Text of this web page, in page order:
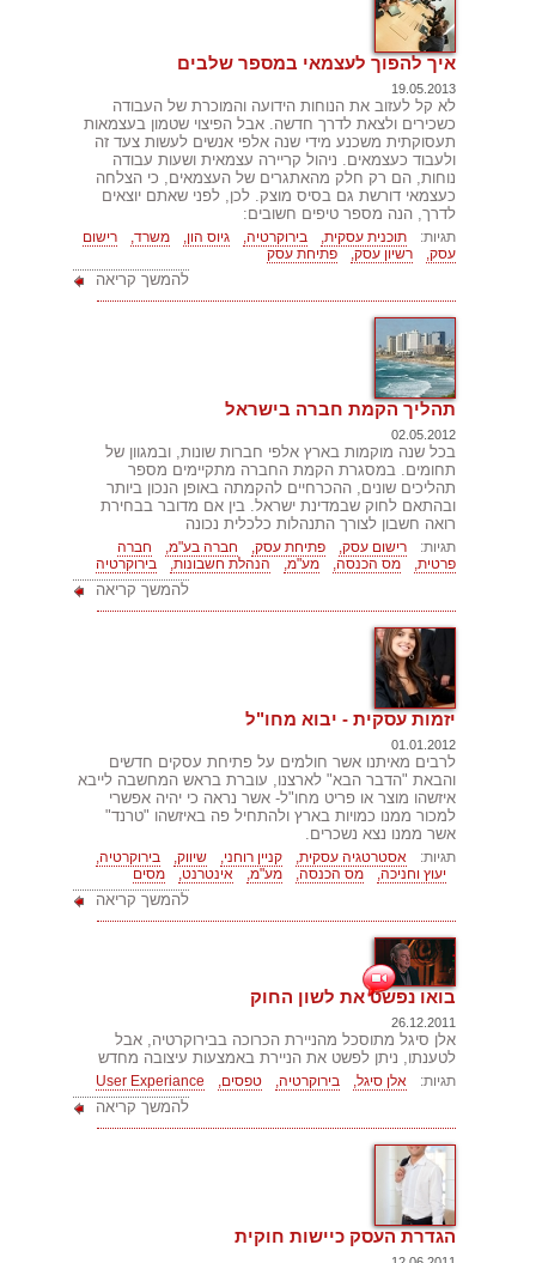
איך להפוך לעצמאי במספר שלבים
19.05.2013
לא קל לעזוב את הנוחות הידועה והמוכרת של העבודה
כשכירים ולצאת לדרך חדשה. אבל הפיצוי שטמון בעצמאות
תעסוקתית משכנע מידי שנה אלפי אנשים לעשות צעד זה
ולעבוד כעצמאים. ניהול קריירה עצמאית ושעות עבודה
נוחות, הם רק חלק מהאתגרים של העצמאים, כי הצלחה
כעצמאי דורשת גם בסיס מוצק. לכן, לפני שאתם יוצאים
לדרך, הנה מספר טיפים חשובים:
תגיות: תוכנית עסקית, בירוקרטיה, גיוס הון, משרד,
רישום
עסק,
רשיון עסק, פתיחת עסק
להמשך קריאה
תהליך הקמת חברה בישראל
02.05.2012
בכל שנה מוקמות בארץ אלפי חברות שונות, ובמגוון של
תחומים. במסגרת הקמת החברה מתקיימים מספר
תהליכים שונים, ההכרחיים להקמתה באופן הנכון ביותר
ובהתאם לחוק שבמדינת ישראל. בין אם מדובר בבחירת
רואה חשבון לצורך התנהלות כלכלית נכונה
תגיות: רישום עסק, פתיחת עסק, חברה בע"מ,
חברה
פרטית,
מס הכנסה, מע"מ, הנהלת חשבונות, בירוקרטיה
להמשך קריאה
יזמות עסקית - יבוא מחו"ל
01.01.2012
לרבים מאיתנו אשר חולמים על פתיחת עסקים חדשים
והבאת "הדבר הבא" לארצנו, עוברת בראש המחשבה לייבא
איזשהו מוצר או פריט מחו"ל- אשר נראה כי יהיה אפשרי
למכור ממנו כמויות בארץ ולהתחיל פה באיזשהו "טרנד"
אשר ממנו נצא נשכרים.
תגיות: אסטרטגיה עסקית, קניין רוחני, שיווק,
בירוקרטיה,
יעוץ וחניכה,
מס הכנסה, מע"מ, אינטרנט, מסים
להמשך קריאה
בואו נפשט את לשון החוק
26.12.2011
אלן סיגל מתוסכל מהניירת הכרוכה בבירוקרטיה, אבל
לטענתו, ניתן לפשט את הניירת באמצעות עיצובה מחדש
תגיות: אלן סיגל, בירוקרטיה, טפסים, User Experiance
להמשך קריאה
הגדרת העסק כיישות חוקית